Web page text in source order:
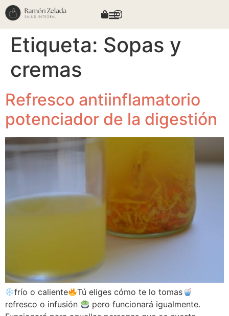
Etiqueta: Sopas y
cremas
Refresco antiinflamatorio
potenciador de la digestión
frío o caliente
Tú eliges cómo te lo tomas
refresco o infusión
pero funcionará igualmente.